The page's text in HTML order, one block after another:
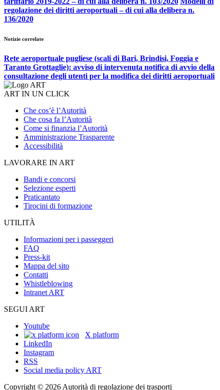
regolazione dei diritti aeroportuali – di cui alla delibera n.
136/2020
Notizie correlate
Rete aeroportuale pugliese (scali di Bari, Brindisi, Foggia e
Taranto Grottaglie): avviso di intervenuta notifica di avvio della
consultazione degli utenti per la modifica dei diritti aeroportuali
ART IN UN CLICK
Che cos’è l’Autorità
Che cosa fa l’Autorità
Come si finanzia l’Autorità
Amministrazione Trasparente
Accessibilità
LAVORARE IN ART
Bandi e concorsi
Selezione esperti
Praticantato
Tirocini di formazione
UTILITÀ
Informazioni per i passeggeri
FAQ
Press-kit
Mappa del sito
Contatti
Whistleblowing
Intranet ART
SEGUI ART
Youtube
X platform
LinkedIn
Instagram
RSS
Social media policy ART
Copyright © 2026 Autorità di regolazione dei trasporti